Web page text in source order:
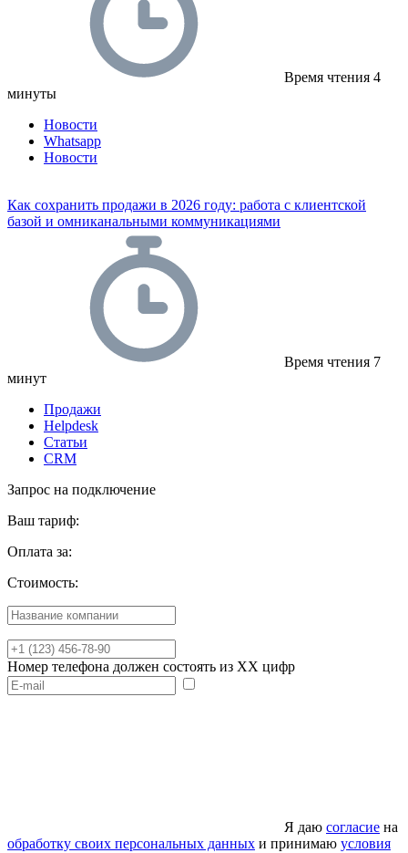
Время чтения 4
минуты
Новости
Whatsapp
Новости
Как сохранить продажи в 2026 году: работа с клиентской
базой и омниканальными коммуникациями
Время чтения 7
минут
Продажи
Helpdesk
Статьи
CRM
Запрос на подключение
Ваш тариф:
Оплата за:
Стоимость:
Номер телефона должен состоять из XX цифр
Я даю согласие на
обработку своих персональных данных и принимаю условия